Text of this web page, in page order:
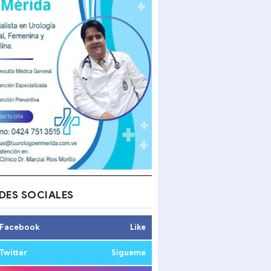
SOCIALES
Like
Sigueme